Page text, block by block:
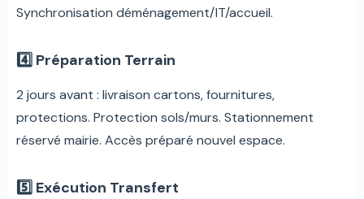
Synchronisation déménagement/IT/accueil.
4️⃣ Préparation Terrain
2 jours avant : livraison cartons, fournitures,
protections. Protection sols/murs. Stationnement
réservé mairie. Accès préparé nouvel espace.
5️⃣ Exécution Transfert